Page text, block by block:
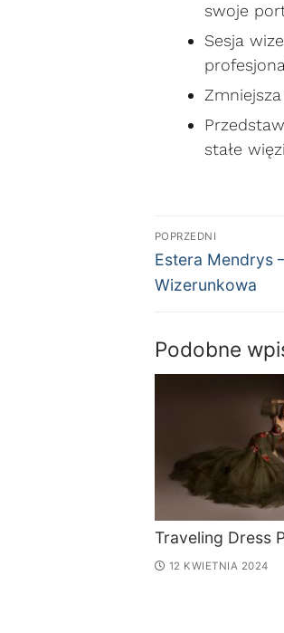
swoje
Sesja
stałe
POPRZEDNI
Estera Mendrys
Wizerunkowa
Podobne
Traveling Dress
12 KWIETNIA 2024